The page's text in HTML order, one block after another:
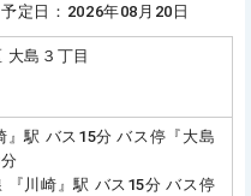
定日：2026年08月20日
大島３丁目
』駅 バス15分 バス停『大島
『川崎』駅 バス15分 バス停